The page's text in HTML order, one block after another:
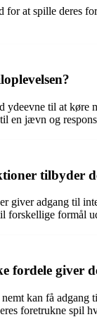
at spille deres
til at køre
en jævn og
tilbyder
adgang til
forskellige formål
fordele giver
kan få
foretrukne spil